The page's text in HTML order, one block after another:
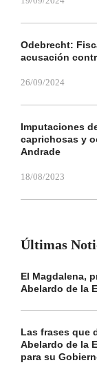
Odebrecht:
acusación
26/09/2024
Imputaciones
caprichosas y
Andrade
18/08/2023
Últimas
El Magdalena,
Abelardo de la
Las frases que
Abelardo de la
para su